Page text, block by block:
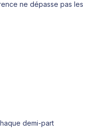
ne dépasse pas les
demi-part